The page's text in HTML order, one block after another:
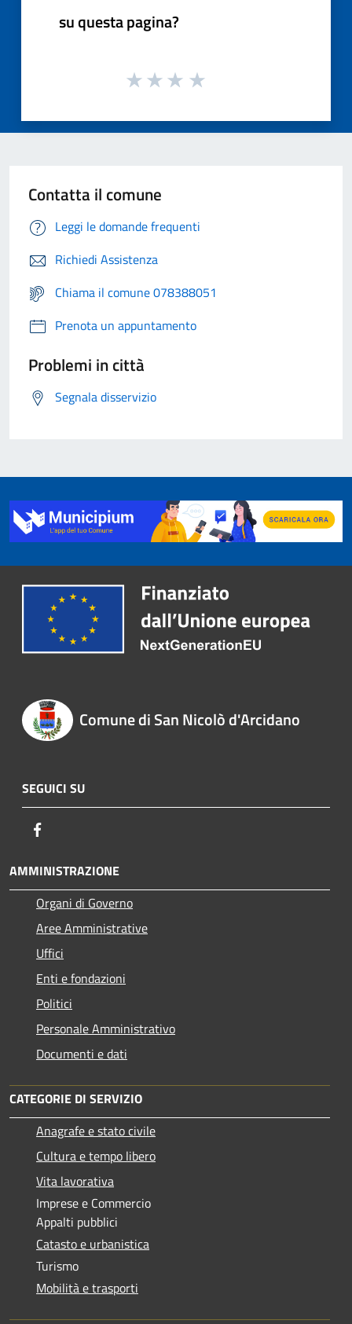
su questa pagina?
Contatta il comune
Leggi le domande frequenti
Richiedi Assistenza
Chiama il comune 078388051
Prenota un appuntamento
Problemi in città
Segnala disservizio
Comune di San Nicolò d'Arcidano
SEGUICI SU
AMMINISTRAZIONE
Organi di Governo
Aree Amministrative
Uffici
Enti e fondazioni
Politici
Personale Amministrativo
Documenti e dati
CATEGORIE DI SERVIZIO
Anagrafe e stato civile
Cultura e tempo libero
Vita lavorativa
Imprese e Commercio
Appalti pubblici
Catasto e urbanistica
Turismo
Mobilità e trasporti